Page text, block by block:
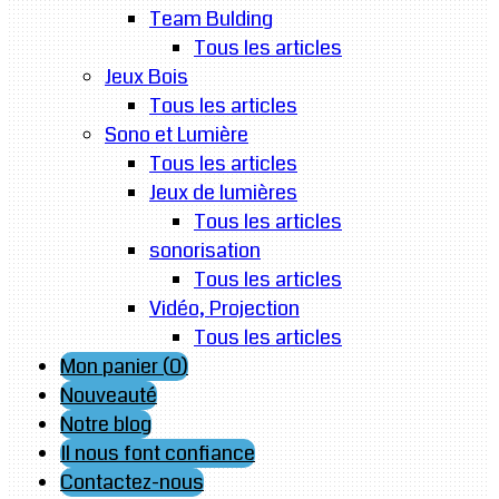
Team Bulding
Tous les articles
Jeux Bois
Tous les articles
Sono et Lumière
Tous les articles
Jeux de lumières
Tous les articles
sonorisation
Tous les articles
Vidéo, Projection
Tous les articles
Mon panier (0)
Nouveauté
Notre blog
Il nous font confiance
Contactez-nous